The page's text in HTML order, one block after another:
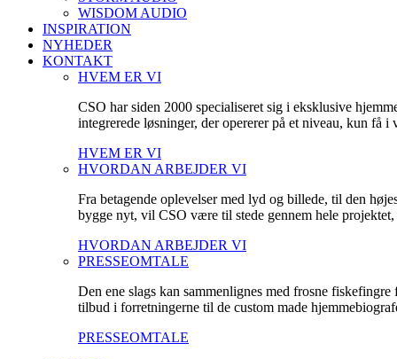
WISDOM AUDIO
INSPIRATION
NYHEDER
KONTAKT
HVEM ER VI
CSO har siden 2000 specialiseret sig i eksklusive
integrerede løsninger, der opererer på et niveau, kun få i
HVEM ER VI
HVORDAN ARBEJDER VI
Fra betagende oplevelser med lyd og billede, til den
bygge nyt, vil CSO være til stede gennem hele
HVORDAN ARBEJDER VI
PRESSEOMTALE
Den ene slags kan sammenlignes med frosne
tilbud i forretningerne til de custom made
PRESSEOMTALE